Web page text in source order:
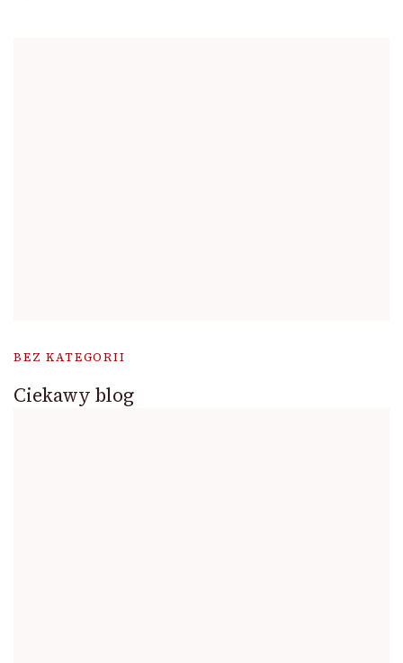
BEZ KATEGORII
Ciekawy blog